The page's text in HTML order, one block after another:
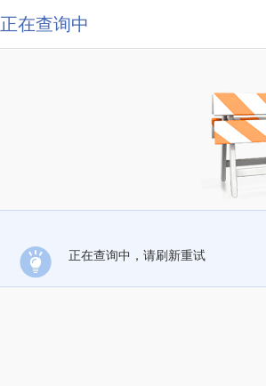
正在查询中
正在查询中，请刷新重试